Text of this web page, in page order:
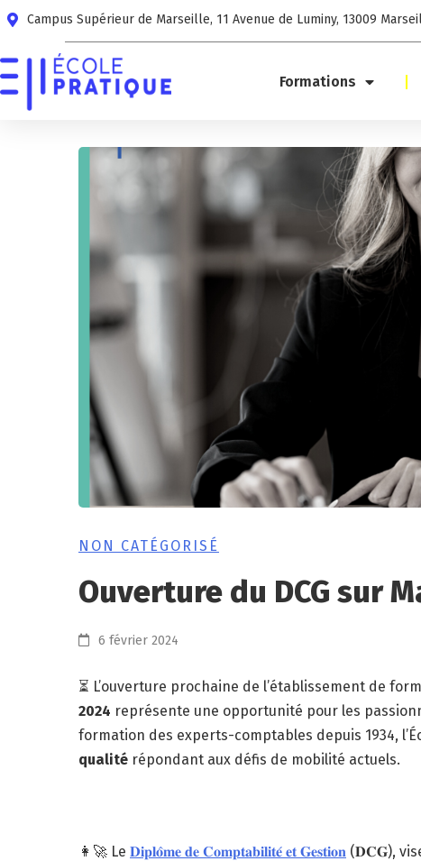
Campus Supérieur de Marseille, 11 Avenue de Luminy, 13009
Formations
NON CATÉGORISÉ
Ouverture du DCG sur
6 février 2024
⏳ L’ouverture prochaine de l’établissement de
2024 représente une opportunité pour les
formation des experts-comptables depuis 1934,
qualité répondant aux défis de mobilité actuels.
👩‍🚀 Le 𝐃𝐢𝐩𝐥𝐨̂𝐦𝐞 𝐝𝐞 𝐂𝐨𝐦𝐩𝐭𝐚𝐛𝐢𝐥𝐢𝐭𝐞́ 𝐞𝐭 𝐆𝐞𝐬𝐭𝐢𝐨𝐧 (𝐃𝐂𝐆),